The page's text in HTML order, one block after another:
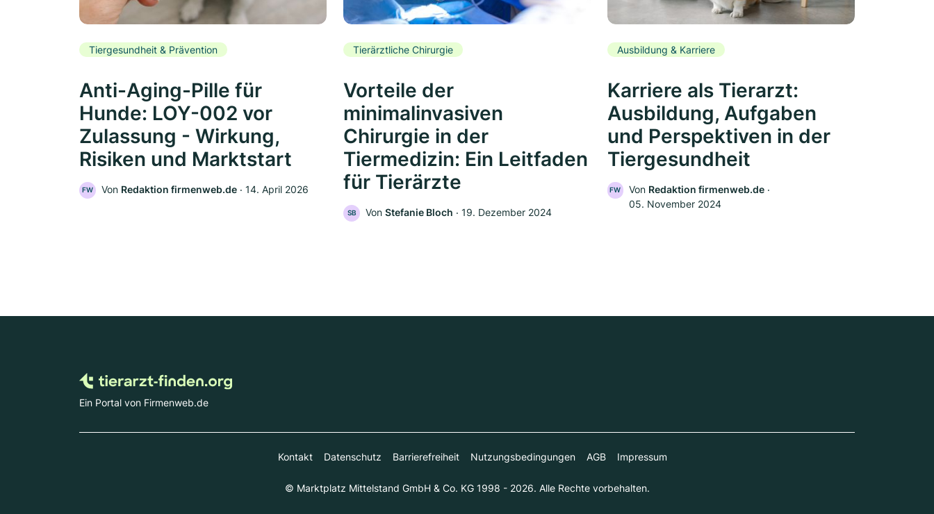
Tiergesundheit & Prävention
Anti-Aging-Pille für
Hunde: LOY-002 vor
Zulassung - Wirkung,
Risiken und Marktstart
FW Von Redaktion firmenweb.de ‧ 14. April 2026
Tierärztliche Chirurgie
Vorteile der
minimalinvasiven
Chirurgie in der
Tiermedizin: Ein Leitfaden
für Tierärzte
SB Von Stefanie Bloch ‧ 19. Dezember 2024
Ausbildung & Karriere
Karriere als Tierarzt:
Ausbildung, Aufgaben
und Perspektiven in der
Tiergesundheit
FW Von Redaktion firmenweb.de‧
05. November 2024
Ein Portal von Firmenweb.de
Kontakt Datenschutz Barrierefreiheit Nutzungsbedingungen AGB Impressum
© Marktplatz Mittelstand GmbH & Co. KG 1998 - 2026. Alle Rechte vorbehalten.